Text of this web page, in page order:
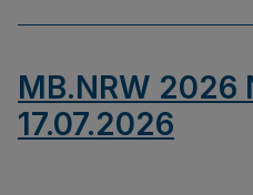
MB.NRW 2026
17.07.2026